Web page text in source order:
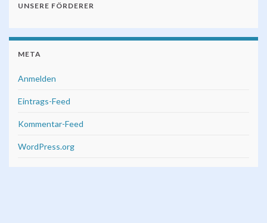
UNSERE FÖRDERER
META
Anmelden
Eintrags-Feed
Kommentar-Feed
WordPress.org